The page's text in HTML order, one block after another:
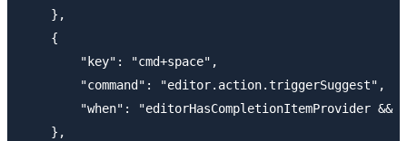
    },
    {
        "key": "cmd+space",
        "command": "editor.action.triggerSuggest",
"when": "editorHasCompletionItemProvider &&
    },